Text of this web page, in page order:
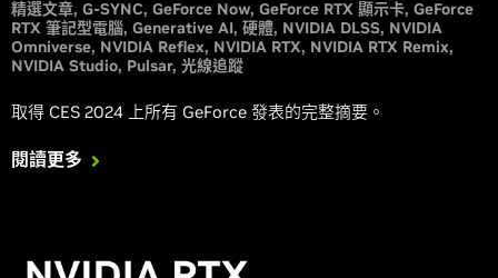
精選文章 G-SYNC GeForce Now GeForce RTX 顯示卡 GeForce
RTX 筆記型電腦 Generative AI 硬體 NVIDIA DLSS NVIDIA
Omniverse NVIDIA Reflex NVIDIA RTX NVIDIA RTX Remix
NVIDIA Studio Pulsar 光線追蹤
取得 CES 2024 上所有 GeForce 發表的完整摘要。
閱讀更多